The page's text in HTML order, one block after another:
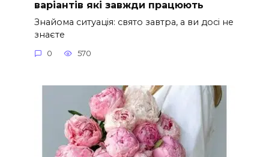
варіантів які завжди працюють
Знайома ситуація: свято завтра, а ви досі не
знаєте
0 570